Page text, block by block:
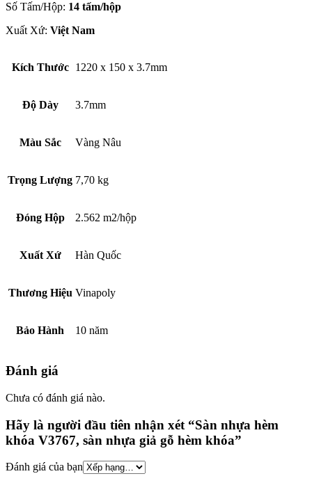
Số Tấm/Hộp: 14 tấm/hộp
Xuất Xứ: Việt Nam
Kích Thước 1220 x 150 x 3.7mm
Độ Dày 3.7mm
Màu Sắc Vàng Nâu
Trọng Lượng 7,70 kg
Đóng Hộp 2.562 m2/hộp
Xuất Xứ Hàn Quốc
Thương Hiệu Vinapoly
Bảo Hành 10 năm
Đánh giá
Chưa có đánh giá nào.
Hãy là người đầu tiên nhận xét “Sàn nhựa hèm
khóa V3767, sàn nhựa giả gỗ hèm khóa”
Đánh giá của bạn